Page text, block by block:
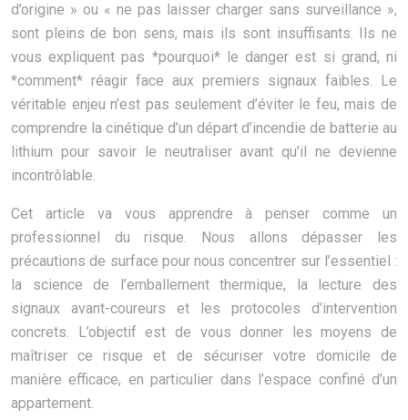
d’origine » ou « ne pas laisser charger sans surveillance »,
sont pleins de bon sens, mais ils sont insuffisants. Ils ne
vous expliquent pas *pourquoi* le danger est si grand, ni
*comment* réagir face aux premiers signaux faibles. Le
véritable enjeu n’est pas seulement d’éviter le feu, mais de
comprendre la cinétique d’un départ d’incendie de batterie au
lithium pour savoir le neutraliser avant qu’il ne devienne
incontrôlable.
Cet article va vous apprendre à penser comme un
professionnel du risque. Nous allons dépasser les
précautions de surface pour nous concentrer sur l’essentiel :
la science de l’emballement thermique, la lecture des
signaux avant-coureurs et les protocoles d’intervention
concrets. L’objectif est de vous donner les moyens de
maîtriser ce risque et de sécuriser votre domicile de
manière efficace, en particulier dans l’espace confiné d’un
appartement.